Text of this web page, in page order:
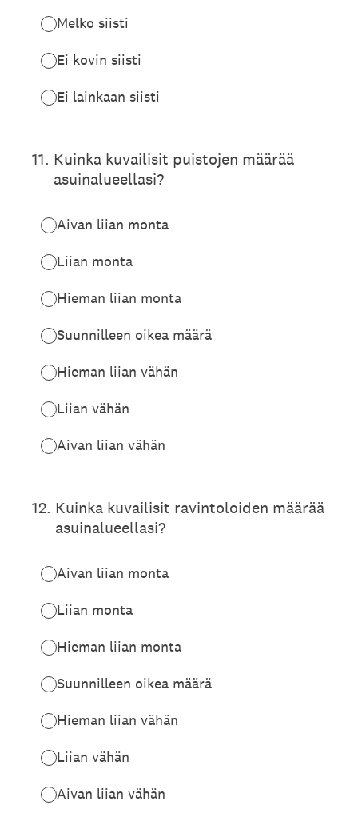
Melko siisti
Ei kovin siisti
Ei lainkaan siisti
11. Kuinka kuvailisit puistojen määrää
asuinalueellasi?
Aivan liian monta
Liian monta
Hieman liian monta
Suunnilleen oikea määrä
Hieman liian vähän
Liian vähän
Aivan liian vähän
12. Kuinka kuvailisit ravintoloiden määrää
asuinalueellasi?
Aivan liian monta
Liian monta
Hieman liian monta
Suunnilleen oikea määrä
Hieman liian vähän
Liian vähän
Aivan liian vähän